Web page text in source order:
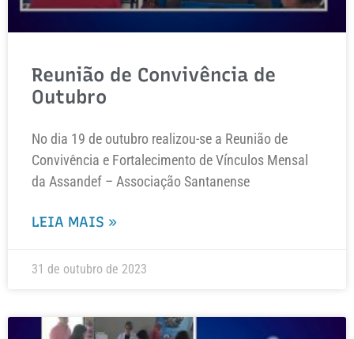
Reunião de Convivência de
Outubro
No dia 19 de outubro realizou-se a Reunião de
Convivência e Fortalecimento de Vínculos Mensal
da Assandef – Associação Santanense
LEIA MAIS »
31 de outubro de 2023